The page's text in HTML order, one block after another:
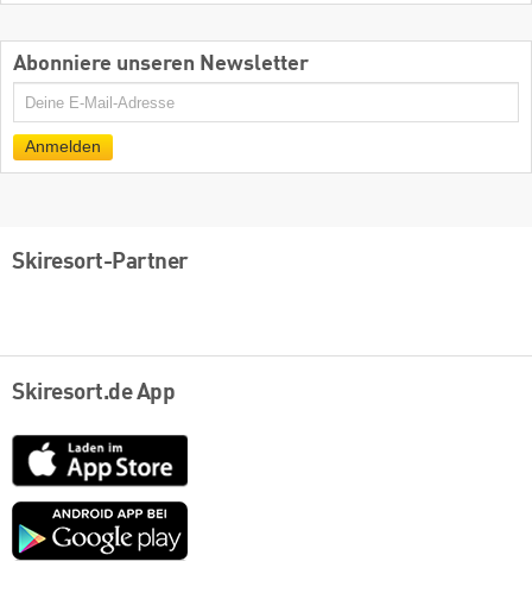
Abonniere unseren Newsletter
E-
Anmelden
Skiresort-Partner
Skiresort.de App
App
Store
Google